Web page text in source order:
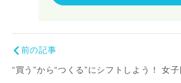
前の記事
“買う”から“つくる”にシフトしよう！ 女子